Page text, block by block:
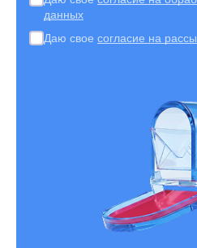
данных
Даю свое согласие на